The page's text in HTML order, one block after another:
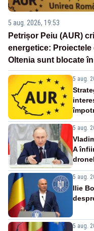
5 aug. 2026, 19:53
Petrișor Peiu (AUR)
energetice:
Oltenia sunt blocate
5 aug.
5 aug.
A
5 aug.
Ilie
5 aug.